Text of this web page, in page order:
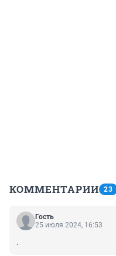
КОММЕНТАРИИ 23
Гость
25 июля 2024, 16:53
.